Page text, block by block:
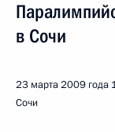
в Сочи
23 марта 2009 года
Сочи